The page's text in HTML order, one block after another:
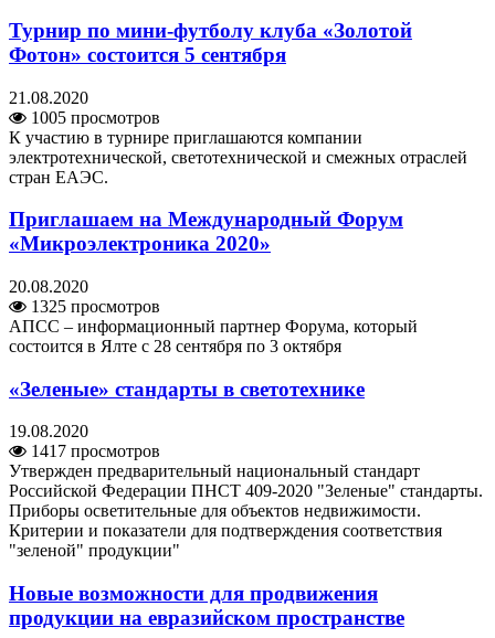
Турнир по мини-футболу клуба «Золотой
Фотон» состоится 5 сентября
21.08.2020
1005 просмотров
К участию в турнире приглашаются компании
электротехнической, светотехнической и смежных отраслей
стран ЕАЭС.
Приглашаем на Международный Форум
«Микроэлектроника 2020»
20.08.2020
1325 просмотров
АПСС – информационный партнер Форума, который
состоится в Ялте с 28 сентября по 3 октября
«Зеленые» стандарты в светотехнике
19.08.2020
1417 просмотров
Утвержден предварительный национальный стандарт
Российской Федерации ПНСТ 409-2020 "Зеленые" стандарты.
Приборы осветительные для объектов недвижимости.
Критерии и показатели для подтверждения соответствия
"зеленой" продукции"
Новые возможности для продвижения
продукции на евразийском пространстве